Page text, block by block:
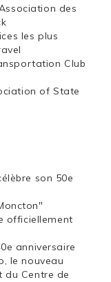
des
les plus
Club
of State
son 50e
officiellement
anniversaire
le nouveau
du Centre de